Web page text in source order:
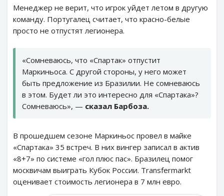
Менеджер не верит, что игрок уйдет летом в другую
команду. Португалец считает, что красно-белые
просто не отпустят легионера.
«Сомневаюсь, что «Спартак» отпустит
Маркиньоса. С другой стороны, у него может
быть предложение из Бразилии. Не сомневаюсь
в этом. Будет ли это интересно для «Спартака»?
Сомневаюсь», — сказал Барбоза.
В прошедшем сезоне Маркиньос провел в майке
«Спартака» 35 встреч. В них вингер записал в актив
«8+7» по системе «гол плюс пас». Бразилец помог
москвичам выиграть Кубок России. Transfermarkt
оценивает стоимость легионера в 7 млн евро.